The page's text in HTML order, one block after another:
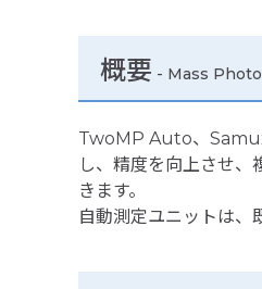
概要 - Mass
TwoMP Auto、
し、精度を向上させ
きます。
自動測定ユニットは